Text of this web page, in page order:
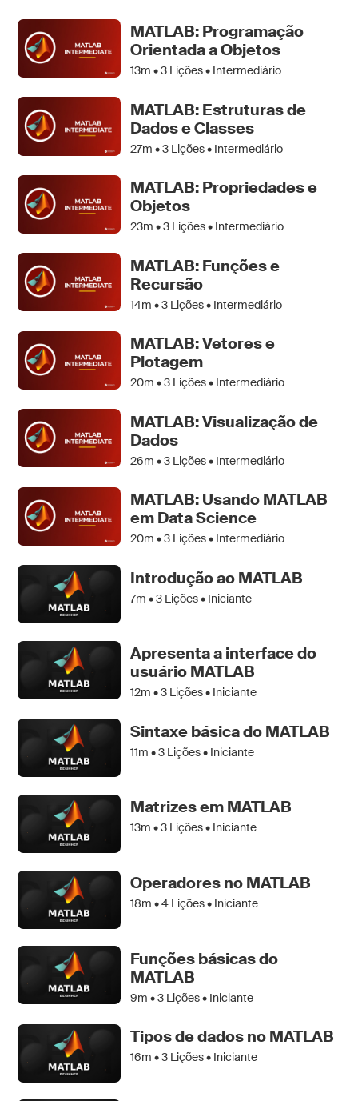
MATLAB: Programação
Orientada a Objetos
13m •3 Lições • Intermediário
MATLAB: Estruturas de
Dados e Classes
27m •3 Lições • Intermediário
MATLAB: Propriedades e
Objetos
23m •3 Lições • Intermediário
MATLAB: Funções e
Recursão
14m •3 Lições • Intermediário
MATLAB: Vetores e
Plotagem
20m •3 Lições • Intermediário
MATLAB: Visualização de
Dados
26m •3 Lições • Intermediário
MATLAB: Usando MATLAB
em Data Science
20m •3 Lições • Intermediário
Introdução ao MATLAB
7m •3 Lições • Iniciante
Apresenta a interface do
usuário MATLAB
12m •3 Lições • Iniciante
Sintaxe básica do MATLAB
11m •3 Lições • Iniciante
Matrizes em MATLAB
13m •3 Lições • Iniciante
Operadores no MATLAB
18m •4 Lições • Iniciante
Funções básicas do
MATLAB
9m •3 Lições • Iniciante
Tipos de dados no MATLAB
16m •3 Lições • Iniciante